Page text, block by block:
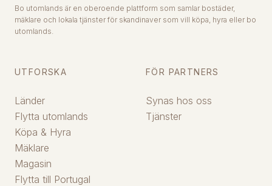
Bo utomlands är en oberoende plattform som samlar bostäder,
mäklare och lokala tjänster för skandinaver som vill köpa, hyra eller bo
utomlands.
UTFORSKA
Länder
Flytta utomlands
Köpa & Hyra
Mäklare
Magasin
Flytta till Portugal
FÖR PARTNERS
Synas hos oss
Tjänster